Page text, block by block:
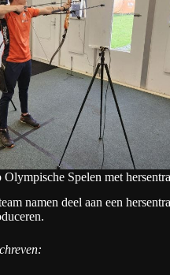
Spelen met
namen deel aan een